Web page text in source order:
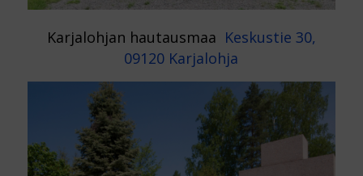
Karjalohjan hautausmaa Keskustie 30,
09120 Karjalohja